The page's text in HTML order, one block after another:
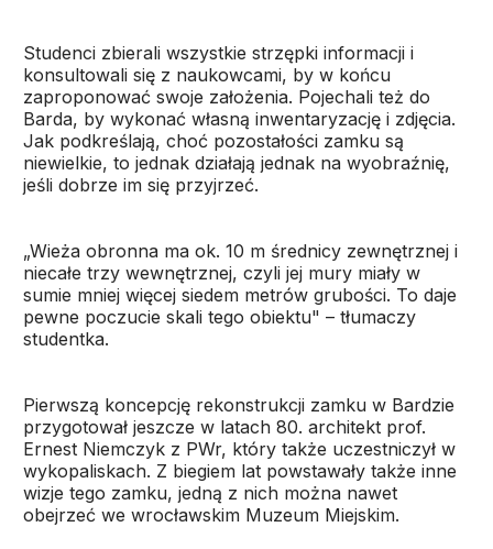
Studenci zbierali wszystkie strzępki informacji i
konsultowali się z naukowcami, by w końcu
zaproponować swoje założenia. Pojechali też do
Barda, by wykonać własną inwentaryzację i zdjęcia.
Jak podkreślają, choć pozostałości zamku są
niewielkie, to jednak działają jednak na wyobraźnię,
jeśli dobrze im się przyjrzeć.
„Wieża obronna ma ok. 10 m średnicy zewnętrznej i
niecałe trzy wewnętrznej, czyli jej mury miały w
sumie mniej więcej siedem metrów grubości. To daje
pewne poczucie skali tego obiektu" – tłumaczy
studentka.
Pierwszą koncepcję rekonstrukcji zamku w Bardzie
przygotował jeszcze w latach 80. architekt prof.
Ernest Niemczyk z PWr, który także uczestniczył w
wykopaliskach. Z biegiem lat powstawały także inne
wizje tego zamku, jedną z nich można nawet
obejrzeć we wrocławskim Muzeum Miejskim.